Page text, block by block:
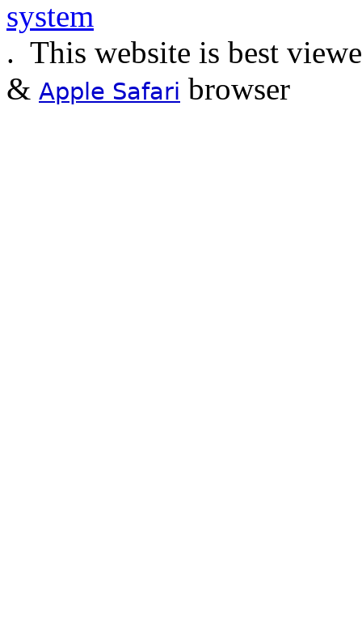
. This website is best
& Apple Safari browser